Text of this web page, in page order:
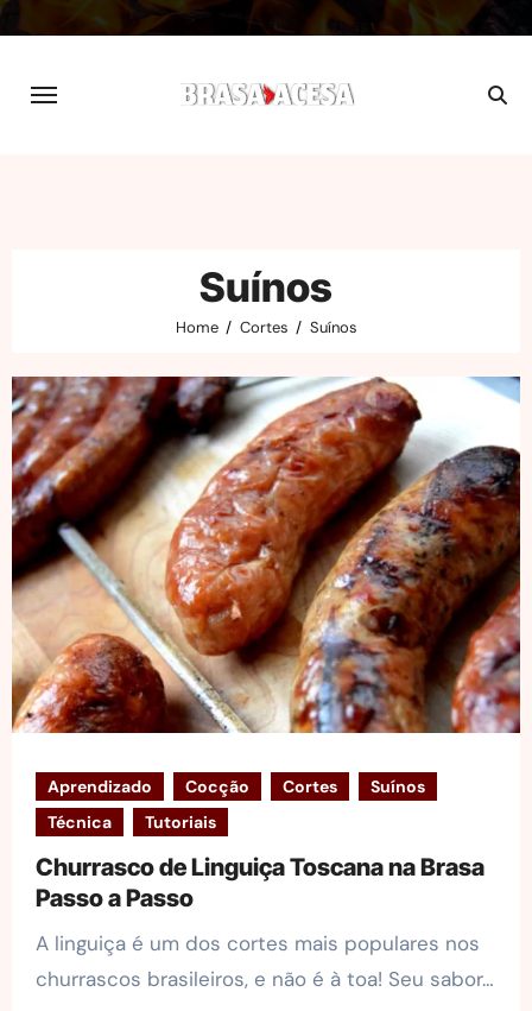
Skip
content
Suínos
Home Cortes Suínos
Aprendizado Cocção Cortes
Suínos
Técnica
Tutoriais
Churrasco de Linguiça Toscana na Brasa
Passo a Passo
A linguiça é um dos cortes mais populares nos
churrascos brasileiros, e não é à toa! Seu sabor…